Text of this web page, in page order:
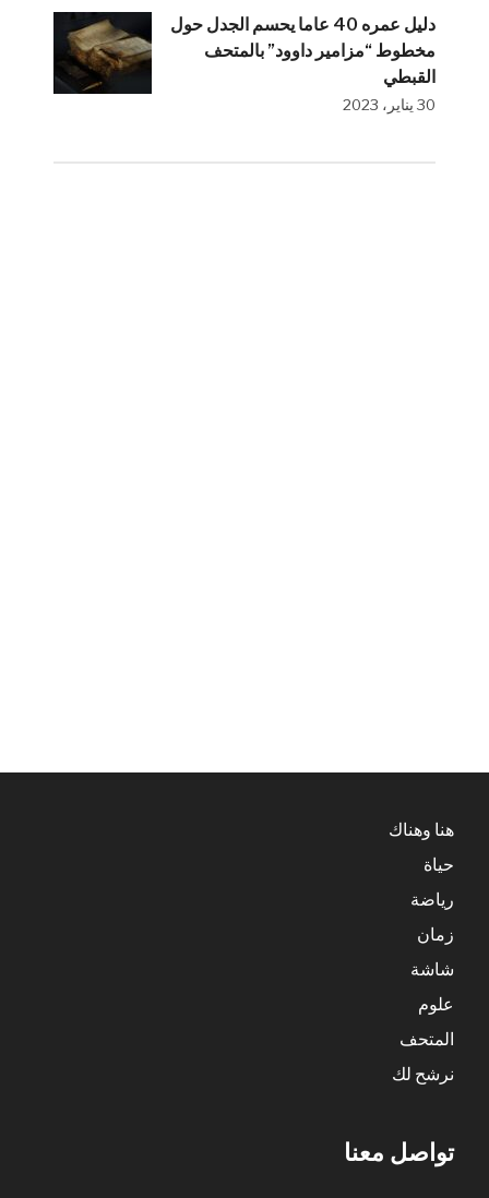
دليل عمره 40 عاما يحسم الجدل حول
مخطوط “مزامير داوود” بالمتحف
القبطي
30 يناير، 2023
هنا وهناك
حياة
رياضة
زمان
شاشة
علوم
المتحف
نرشح لك
تواصل معنا